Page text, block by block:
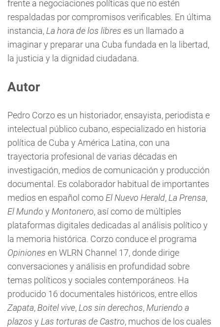
frente a negociaciones políticas que no estén
respaldadas por compromisos verificables. En última
instancia, La hora de los libres es un llamado a
imaginar y preparar una Cuba fundada en la libertad,
la justicia y la dignidad ciudadana.
Autor
Pedro Corzo es un historiador, ensayista, periodista e
intelectual público cubano, especializado en historia
política de Cuba y América Latina, con una
trayectoria profesional de varias décadas en
investigación, medios de comunicación y producción
documental. Es colaborador habitual de importantes
medios en español como El Nuevo Herald, La Prensa,
El Mundo y Montonero, así como de múltiples
plataformas digitales dedicadas al análisis político y
la memoria histórica. Corzo conduce el programa
Opiniones en WLRN Channel 17, donde dirige
conversaciones y análisis en profundidad sobre
temas políticos y sociales contemporáneos. Ha
producido 16 documentales históricos, entre ellos
Zapata, Boitel vive, Los sin derechos, Muriendo a
plazos y Las torturas de Castro, muchos de los cuales